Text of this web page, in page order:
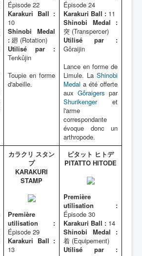
Épisode 22
Karakuri Ball :
10
Shinobi Medal
: 廻 (Rotation)
Utilisé par :
Tenkûjin
Toupie en forme
d'abeille.
Épisode 24
Karakuri Ball : 11
Shinobi Medal :
突 (Transpercer)
Utilisé par :
Gôraijin
Lance en forme de
Limule. La Shinobi
Medal a été offerte
aux Gôraigers par
Shurikengeret
l'arme
correspondante
évoque donc un
arthropode.
カラクリ スタン
プ
KARAKURI
STAMP
Première
utilisation :
Épisode 29
Karakuri Ball :
13
ピタット ヒトデ
PITATTO HITODE
Première
utilisation :
Épisode 30
Karakuri Ball : 14
Shinobi Medal :
着 (Equipement)
Utilisé par :